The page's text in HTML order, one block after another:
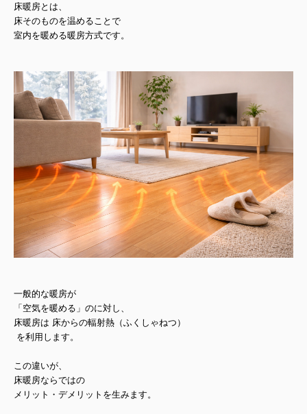
床暖房とは、
床そのものを温めることで
室内を暖める暖房方式です。
一般的な暖房が
「空気を暖める」のに対し、
床暖房は 床からの輻射熱（ふくしゃねつ）
を利用します。
この違いが、
床暖房ならではの
メリット・デメリットを生みます。